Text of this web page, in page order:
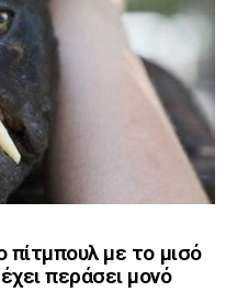
πίτμπουλ με το μισό
περάσει μονό